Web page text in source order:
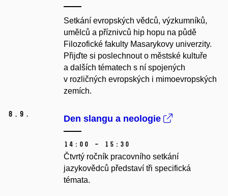
Setkání evropských vědců, výzkumníků,
umělců a příznivců hip hopu na půdě
Filozofické fakulty Masarykovy univerzity.
Přijďte si poslechnout o městské kultuře
a dalších tématech s ní spojených
v rozličných evropských i mimoevropských
zemích.
8. 9. Den slangu a neologie
14:00 – 15:30
Čtvrtý ročník pracovního setkání
jazykovědců představí tři specifická
témata.